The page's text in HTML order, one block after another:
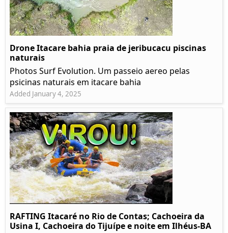
Drone Itacare bahia praia de jeribucacu piscinas
naturais
Photos Surf Evolution. Um passeio aereo pelas
psicinas naturais em itacare bahia
Added January 4, 2025
RAFTING Itacaré no Rio de Contas; Cachoeira da
Usina I, Cachoeira do Tijuípe e noite em Ilhéus-BA